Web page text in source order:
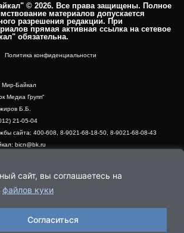
сайт, вы соглашаетесь на
файлов куки
Согласиться
© 2026. Все права защищены. Полное
материалов допускается
разрешения редакции. При
прямая активная ссылка на сетевое
обязательна.​
Политика конфиденциальности
Мир-Байкал
Медиа Групп"
Б.Б.
21-05-04
сайта: 400-608, 8-9021-68-18-50, 8-9021-68-08-43
bicn@bk.ru
г. Улан-Удэ, ул. Профсоюзная, дом 44, офис 1